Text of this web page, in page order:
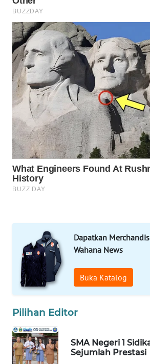
Dapatkan
Wahana News
Buka Katalog
Pilihan Editor
SMA Negeri 1
Sejumlah Prestasi
ADVOKAT
WAHANA
INFRASTRUKTUR
WAHANA
KONSUMEN
WAHANA
LISTRIK
WAHANA
TRAVEL
WAHANANEWS
ID
WAHANANEWS
CO ID
NET
WAHANA